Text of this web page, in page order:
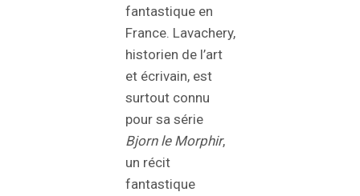
fantastique en
France. Lavachery,
historien de l’art
et écrivain, est
surtout connu
pour sa série
Bjorn le Morphir,
un récit
fantastique